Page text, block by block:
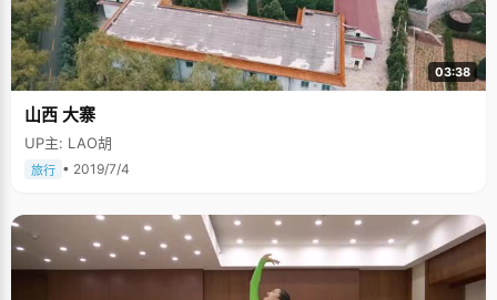
03:38
山西 大寨
UP主: LAO胡
旅行 • 2019/7/4